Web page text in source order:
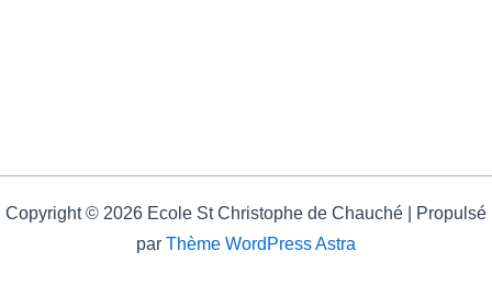
Copyright © 2026 Ecole St Christophe de Chauché | Propulsé
par Thème WordPress Astra